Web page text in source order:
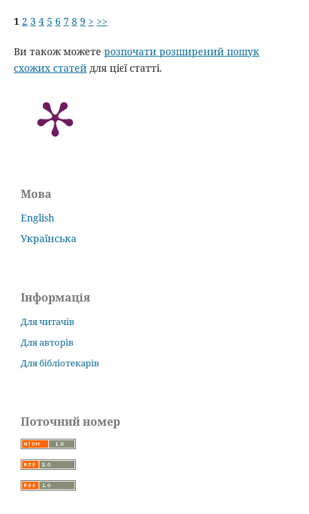
1 2 3 4 5 6 7 8 9 > >>
Ви також можете розпочати розширений пошук
схожих статейдля цієї статті.
Мова
English
Українська
Інформація
Для читачів
Для авторів
Для бібліотекарів
Поточний номер